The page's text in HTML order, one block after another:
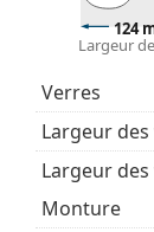
Explorez la
des lunettes
Ceci est un
124
Largeur
Verres
Largeur
Largeur
Monture